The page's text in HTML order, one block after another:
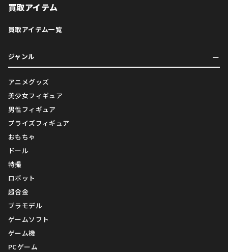
買取アイテム
買取アイテム一覧
ジャンル
アニメグッズ
美少女フィギュア
男性フィギュア
プライズフィギュア
おもちゃ
ドール
特撮
ロボット
超合金
プラモデル
ゲームソフト
ゲーム機
PCゲーム